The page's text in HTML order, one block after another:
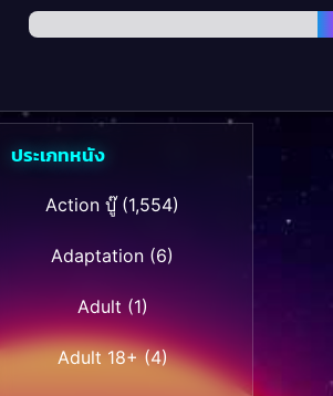
ประเภทหนัง
Action บู๊(1,554)
Adaptation (6)
Adult(1)
Adult 18+(4)